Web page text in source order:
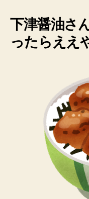
下津醤油さ
ったらええ